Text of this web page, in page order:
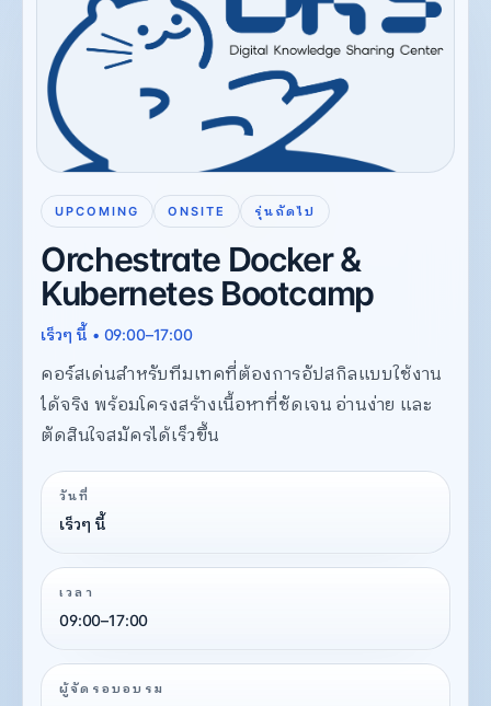
UPCOMING ONSITE รุ่นถัดไป
Orchestrate Docker &
Kubernetes Bootcamp
เร็วๆ นี้ • 09:00–17:00
คอร์สเด่นสำหรับทีมเทคที่ต้องการอัปสกิลแบบใช้งาน
ได้จริง พร้อมโครงสร้างเนื้อหาที่ชัดเจน อ่านง่าย และ
ตัดสินใจสมัครได้เร็วขึ้น
วันที่
เร็วๆ นี้
เวลา
09:00–17:00
ผู้จัดรอบอบรม